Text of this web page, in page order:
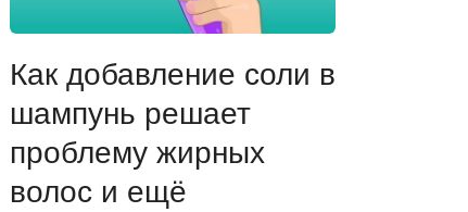
Как добавление соли в
шампунь решает
проблему жирных
волос и ещё